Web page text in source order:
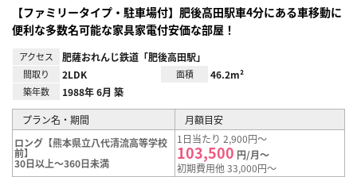
【ファミリータイプ・駐車場付】肥後高田駅車4分にある車移動に
便利な多数名可能な家具家電付安価な部屋！
アクセス 肥薩おれんじ鉄道「肥後高田駅」
間取り 2LDK 面積 46.2m²
築年数 1988年 6月 築
プラン名・期間
月額目安
ロング【熊本県立八代清流高等学校
前】
30日以上～360日未満
1日当たり 2,900円～
103,500 円/月～
初期費用他 33,000円～